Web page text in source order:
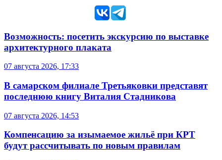
Возможность: посетить экскурсию по выставке
архитектурного плаката
07 августа 2026, 17:33
В самарском филиале Третьяковки представят
последнюю книгу Виталия Стадникова
07 августа 2026, 14:53
Компенсацию за изымаемое жильё при КРТ
будут рассчитывать по новым правилам